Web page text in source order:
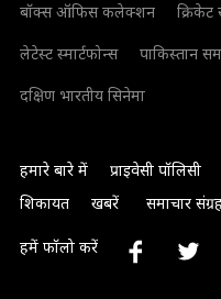
बॉक्स ऑफिस कलेक्शन
क्रिकेट
लेटेस्ट स्मार्टफोन्स
पाकिस्तान
दक्षिण भारतीय सिनेमा
हमारे बारे में प्राइवेसी पॉलिसी
शिकायत
खबरें समाचार
हमें फॉलो करें